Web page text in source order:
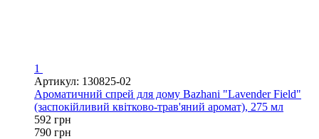
1
Артикул: 130825-02
Ароматичний спрей для дому Bazhani "Lavender Field"
(заспокійливий квітково-трав'яний аромат), 275 мл
592 грн
790 грн